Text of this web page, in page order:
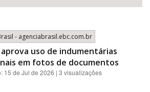
- agenciabrasil.ebc.com.br
aprova uso de indumentárias
em fotos de documentos
15 de Jul de 2026 | 3 visualizações